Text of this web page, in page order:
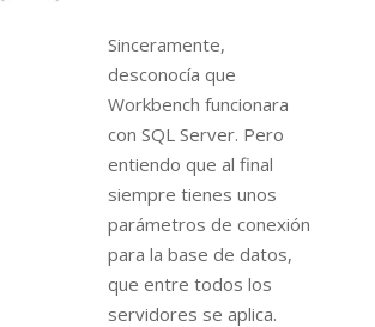
Sinceramente,
desconocía que
Workbench funcionara
con SQL Server. Pero
entiendo que al final
siempre tienes unos
parámetros de conexión
para la base de datos,
que entre todos los
servidores se aplica.